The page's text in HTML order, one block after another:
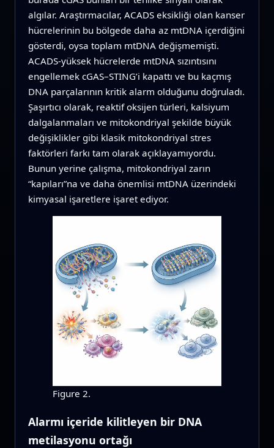
algılar. Araştırmacılar, ACADS eksikliği olan kanser
hücrelerinin bu bölgede daha az mtDNA içerdiğini
gösterdi, oysa toplam mtDNA değişmemişti.
ACADS-yüksek hücrelerde mtDNA sızıntısını
engellemek cGAS–STING’i kapattı ve bu kaçmış
DNA parçalarının kritik alarm olduğunu doğruladı.
Şaşırtıcı olarak, reaktif oksijen türleri, kalsiyum
dalgalanmaları ve mitokondriyal şekilde büyük
değişiklikler gibi klasik mitokondriyal stres
faktörleri farkı tam olarak açıklayamıyordu.
Bunun yerine çalışma, mitokondriyal zarın
“kapıları”na ve daha önemlisi mtDNA üzerindeki
kimyasal işaretlere işaret ediyor.
Figure 2.
Alarmı içeride kilitleyen bir DNA
metilasyonu ortağı